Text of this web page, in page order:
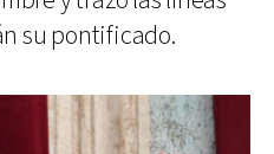
su pontificado.